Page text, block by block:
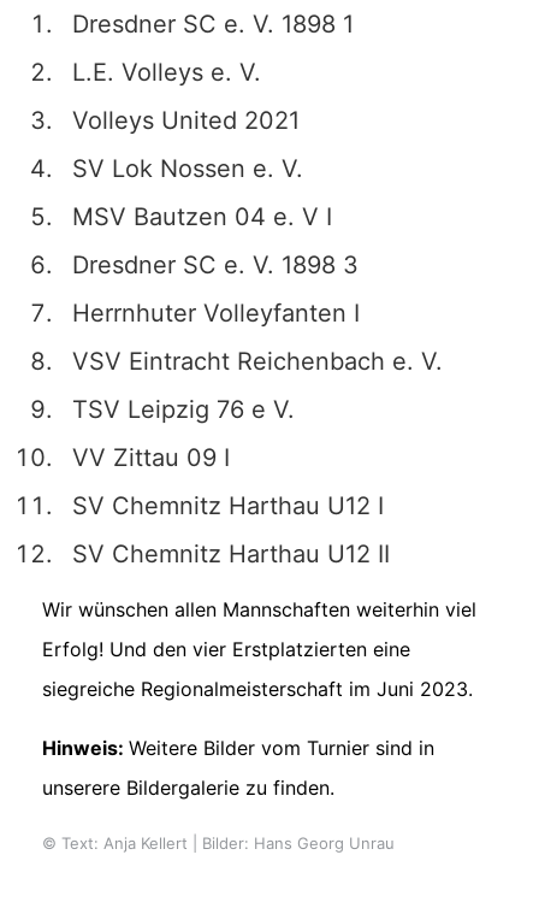
Dresdner SC e. V. 1898 1
L.E. Volleys e. V.
Volleys United 2021
SV Lok Nossen e. V.
MSV Bautzen 04 e. V I
Dresdner SC e. V. 1898 3
Herrnhuter Volleyfanten I
VSV Eintracht Reichenbach e. V.
TSV Leipzig 76 e V.
VV Zittau 09 I
SV Chemnitz Harthau U12 I
SV Chemnitz Harthau U12 II
Wir wünschen allen Mannschaften weiterhin viel
Erfolg! Und den vier Erstplatzierten eine
siegreiche Regionalmeisterschaft im Juni 2023.
Hinweis: Weitere Bilder vom Turnier sind in
unserere Bildergalerie zu finden.
© Text: Anja Kellert | Bilder: Hans Georg Unrau